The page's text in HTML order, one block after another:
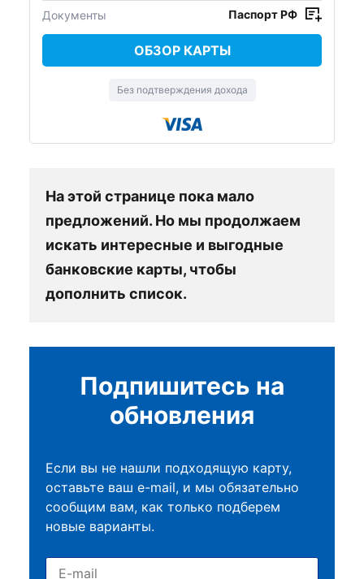
Документы Паспорт РФ
ОБЗОР КАРТЫ
Без подтверждения дохода
На этой странице пока мало
предложений. Но мы продолжаем
искать интересные и выгодные
банковские карты, чтобы
дополнить список.
Подпишитесь на
обновления
Если вы не нашли подходящую карту,
оставьте ваш e-mail, и мы обязательно
сообщим вам, как только подберем
новые варианты.